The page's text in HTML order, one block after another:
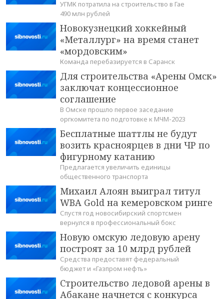
УГМК потратила на строительство в Гае
490 млн рублей
Новокузнецкий хоккейный
«Металлург» на время станет
«мордовским»
Команда перебазируется в Саранск
Для строительства «Арены Омск»
заключат концессионное
соглашение
В Омске прошло первое заседание
оргкомитета по подготовке к МЧМ-2023
Бесплатные шаттлы не будут
возить красноярцев в дни ЧР по
фигурному катанию
Предлагается увеличить единицы
общественного транспорта
Михаил Алоян выиграл титул
WBA Gold на кемеровском ринге
Спустя год новосибирский спортсмен
вернулся в профессиональный бокс
Новую омскую ледовую арену
построят за 10 млрд рублей
Средства предоставят федеральный
бюджет и «Газпром нефть»
Строительство ледовой арены в
Абакане начнется с конкурса